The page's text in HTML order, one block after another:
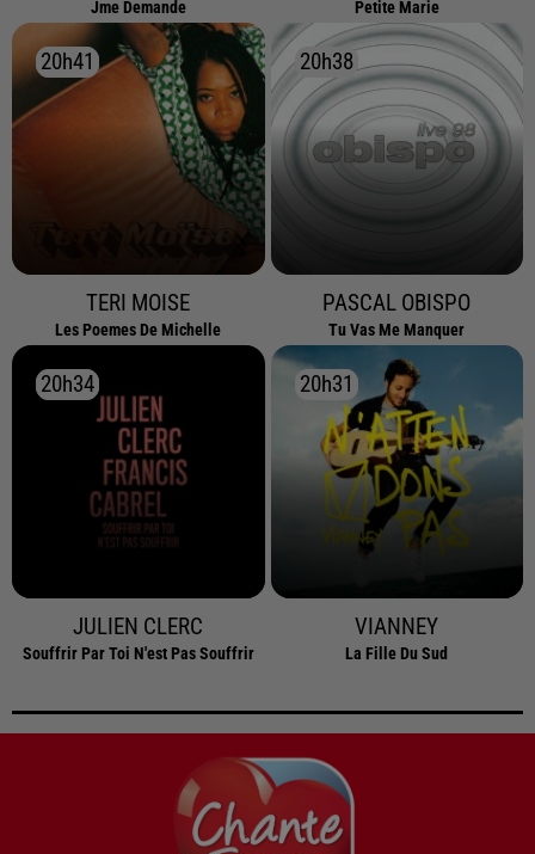
Jme Demande Petite Marie
20h41
20h41
TERI MOISE
Les Poemes De Michelle
20h38
20h38
PASCAL OBISPO
Tu Vas Me Manquer
20h34
20h34
JULIEN CLERC
Souffrir Par Toi N'est Pas Souffrir
20h31
20h31
VIANNEY
La Fille Du Sud